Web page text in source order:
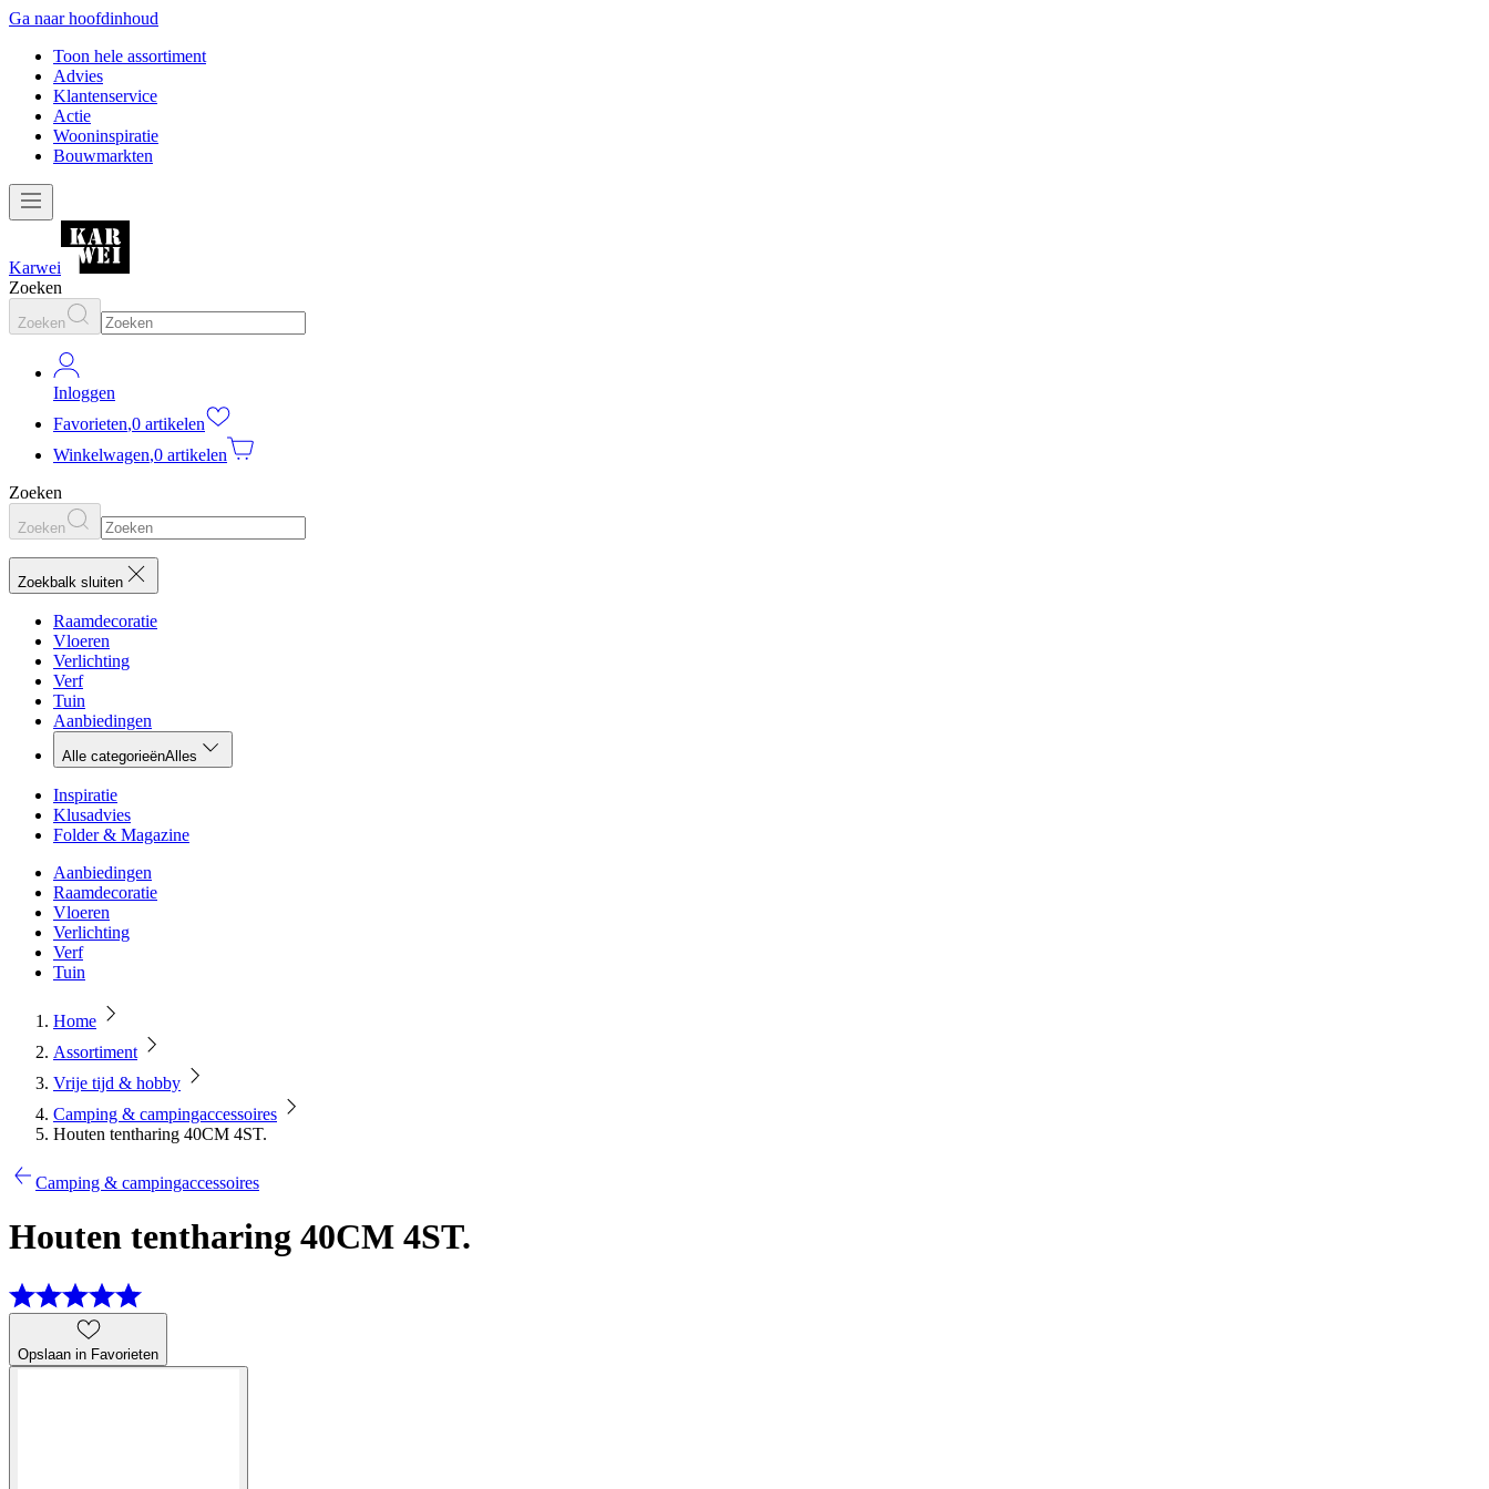
Ga naar hoofdinhoud
Toon hele assortiment
Advies
Klantenservice
Actie
Wooninspiratie
Bouwmarkten
Karwei
Zoeken
Zoeken
Inloggen
Favorieten,0 artikelen
Winkelwagen,0 artikelen
Zoeken
Zoeken
Zoekbalk sluiten
Raamdecoratie
Vloeren
Verlichting
Verf
Tuin
Aanbiedingen
Alle categorieënAlles
Inspiratie
Klusadvies
Folder & Magazine
Aanbiedingen
Raamdecoratie
Vloeren
Verlichting
Verf
Tuin
Home
Assortiment
Vrije tijd & hobby
Camping & campingaccessoires
Houten tentharing 40CM 4ST.
Camping & campingaccessoires
Houten tentharing 40CM 4ST.
Opslaan in Favorieten